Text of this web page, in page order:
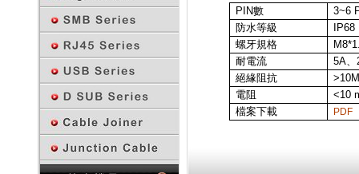
PIN數 3~6
防水等級
IP68
螺牙規格
耐電流
5A、
絕緣阻抗
電阻
<10
檔案下載
PDF